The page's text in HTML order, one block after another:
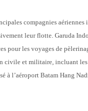
compagnies aériennes
leur flotte. Garuda
pour les voyages de
civile et militaire, incluant
à l’aéroport Batam Hang